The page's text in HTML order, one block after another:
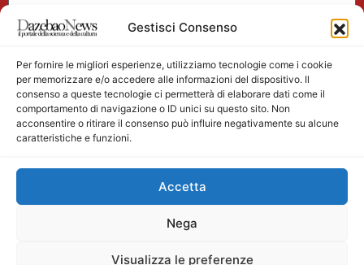
Gestisci Consenso
Per fornire le migliori esperienze, utilizziamo tecnologie come i cookie
per memorizzare e/o accedere alle informazioni del dispositivo. Il
consenso a queste tecnologie ci permetterà di elaborare dati come il
comportamento di navigazione o ID unici su questo sito. Non
acconsentire o ritirare il consenso può influire negativamente su alcune
caratteristiche e funzioni.
Accetta
Nega
Visualizza le preferenze
Nome
Main partner